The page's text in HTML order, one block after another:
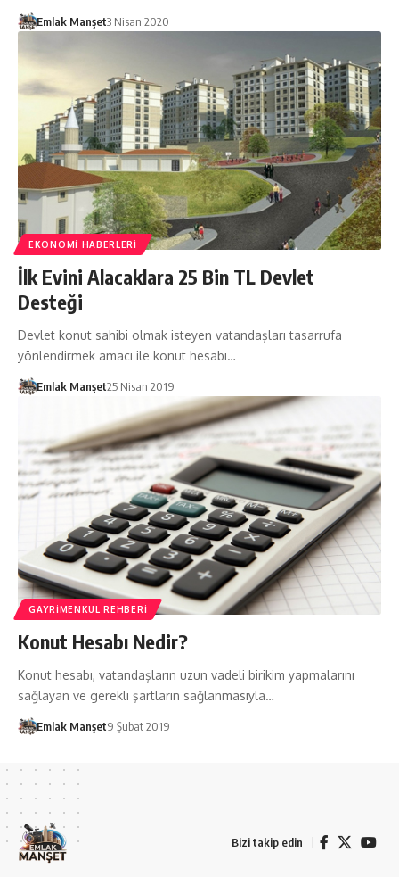
Emlak Manşet3 Nisan 2020
EKONOMI HABERLERI
İlk Evini Alacaklara 25 Bin TL Devlet
Desteği
Devlet konut sahibi olmak isteyen vatandaşları tasarrufa
yönlendirmek amacı ile konut hesabı…
Emlak Manşet25 Nisan 2019
GAYRIMENKUL REHBERI
Konut Hesabı Nedir?
Konut hesabı, vatandaşların uzun vadeli birikim yapmalarını
sağlayan ve gerekli şartların sağlanmasıyla…
Emlak Manşet9 Şubat 2019
Bizi takip edin